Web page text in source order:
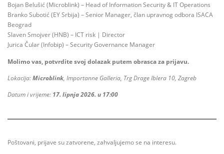
Bojan Belušić (Microblink) – Head of Information Security & IT Operations
Branko Subotić (EY Srbija) – Senior Manager, član upravnog odbora ISACA
Beograd
Slaven Smojver (HNB) – ICT risk | Director
Jurica Čular (Infobip) – Security Governance Manager
Molimo vas, potvrdite svoj dolazak putem obrasca za prijavu.
Lokacija:Microblink, Importanne Galleria, Trg Drage Iblera 10, Zagreb
Datum i vrijeme: 17. lipnja 2026. u 17:00
Poštovani, prijave su zatvorene, zahvaljujemo se na interesu.